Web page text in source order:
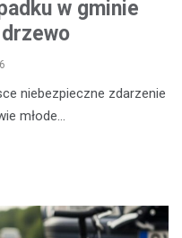
w gminie
niebezpieczne zdarzenie
młode…